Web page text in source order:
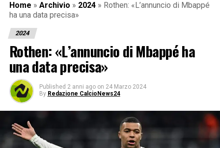
Home » Archivio » 2024 » Rothen: «L’annuncio di Mbappé
ha una data precisa»
2024
Rothen: «L’annuncio di Mbappé ha
una data precisa»
Published 2 anni ago on 24 Marzo 2024
By Redazione CalcioNews24